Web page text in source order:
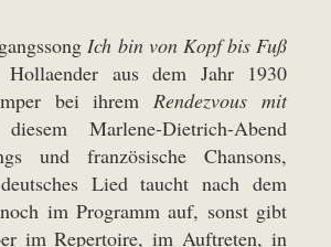
Ich bin von Kopf bis Fuß
aus dem Jahr 1930
bei ihremRendezvous mit
Marlene-Dietrich-Abend
und französische Chansons,
Lied taucht nach dem
im Programm auf, sonst gibt
im Repertoire, im Auftreten, in